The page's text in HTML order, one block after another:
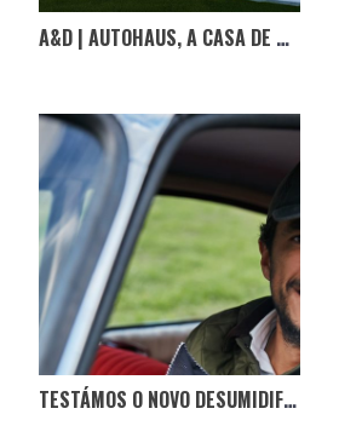
A&D | AUTOHAUS, A CASA DE SONHO PARA COLECIONADORES
TESTÁMOS O NOVO DESUMIDIFICADOR NO CITROËN BOCA DE SAPO